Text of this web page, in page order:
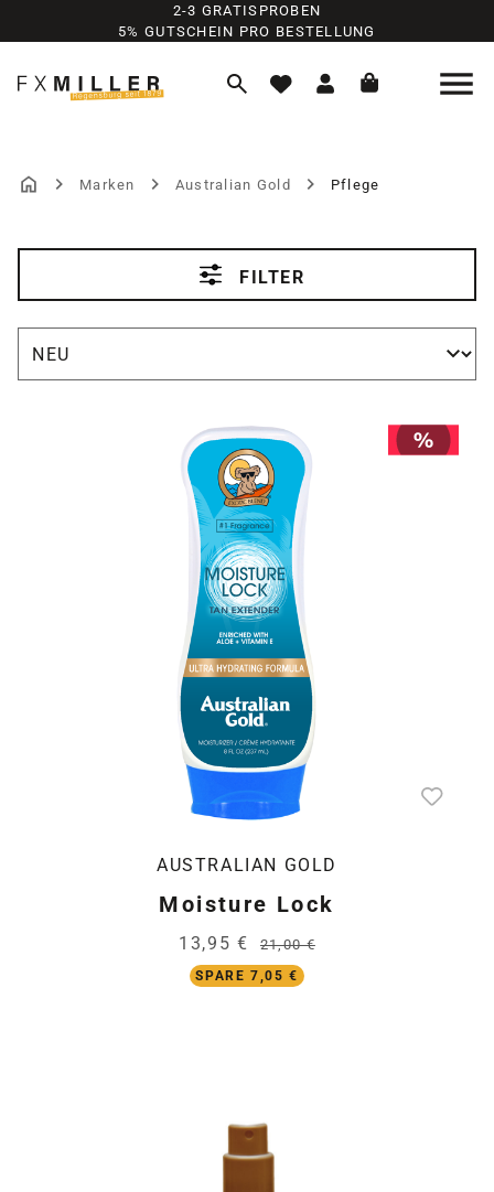
Zum Hauptinhalt springen
2-3 GRATISPROBEN
5% GUTSCHEIN PRO BESTELLUNG
Marken Australian Gold Pflege
PFLEGE FILTER
AUSTRALIAN GOLD
Moisture Lock
13,95 € 21,00 €
SPARE 7,05 €